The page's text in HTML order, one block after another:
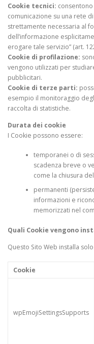
Cookie tecnici:
comunicazione su una rete
strettamente necessaria al
dell’informazione
erogare tale servizio” (art.
Cookie di profilazione:
vengono utilizzati per
pubblicitari.
Cookie di terze parti:
esempio il monitoraggio
raccolta di statistiche.
Durata dei cookie
I Cookie possono essere:
temporanei o di
scadenza breve o
come la chiusura
permanenti
informazioni e
memorizzati nel
Quali Cookie vengono
Questo Sito Web installa
Cookie
wpEmojiSettingsSupports